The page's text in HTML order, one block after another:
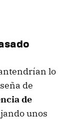
lo
de
de
unos